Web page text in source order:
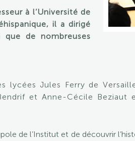
à l’Université de
il a dirigé
de nombreuses
lycées Jules Ferry de
et Anne-Cécile Beziaut
de l’Institut et de découvrir